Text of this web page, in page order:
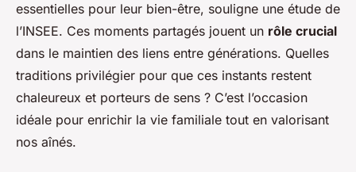
essentielles pour leur bien-être, souligne une étude de
l’INSEE. Ces moments partagés jouent un rôle crucial
dans le maintien des liens entre générations. Quelles
traditions privilégier pour que ces instants restent
chaleureux et porteurs de sens ? C’est l’occasion
idéale pour enrichir la vie familiale tout en valorisant
nos aînés.